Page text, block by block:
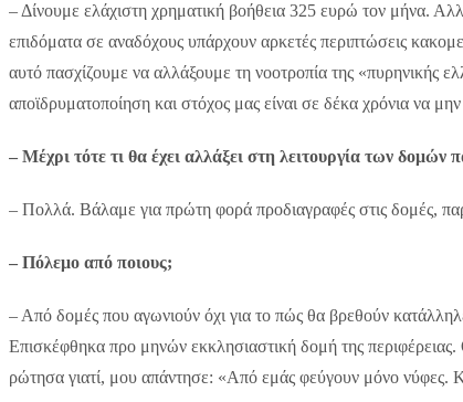
– Δίνουμε ελάχιστη χρηματική βοήθεια 325 ευρώ τον μήνα.
επιδόματα σε αναδόχους υπάρχουν αρκετές περιπτώσεις
αυτό πασχίζουμε να αλλάξουμε τη νοοτροπία της «πυρηνικής
αποϊδρυματοποίηση και στόχος μας είναι σε δέκα χρόνια να
– Μέχρι τότε τι θα έχει αλλάξει στη λειτουργία των δομών
– Πολλά. Βάλαμε για πρώτη φορά προδιαγραφές στις δομές,
– Πόλεμο από ποιους;
– Από δομές που αγωνιούν όχι για το πώς θα βρεθούν
Επισκέφθηκα προ μηνών εκκλησιαστική δομή της
ρώτησα γιατί, μου απάντησε: «Από εμάς φεύγουν μόνο νύφες.